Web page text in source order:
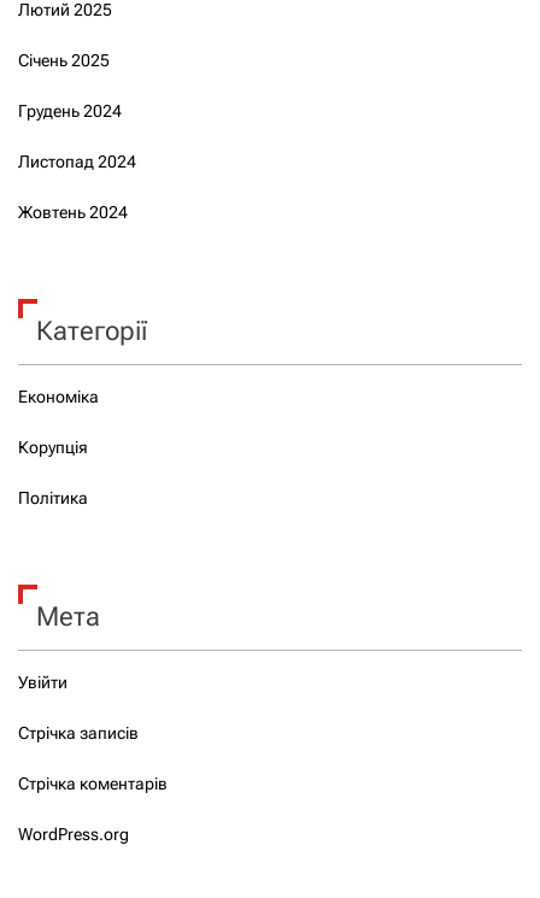
Лютий 2025
Січень 2025
Грудень 2024
Листопад 2024
Жовтень 2024
Категорії
Економіка
Корупція
Політика
Мета
Увійти
Стрічка записів
Стрічка коментарів
WordPress.org